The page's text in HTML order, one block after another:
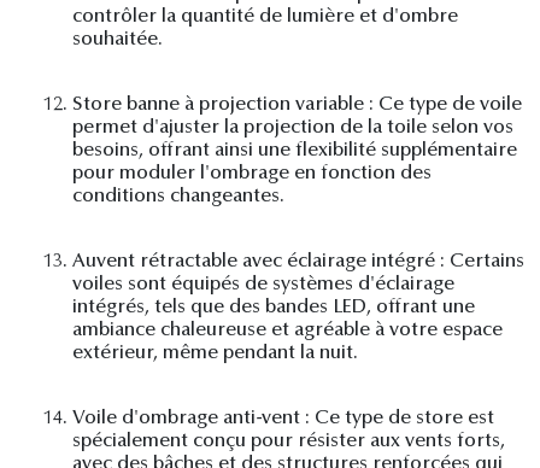
contrôler la quantité de lumière et d'ombre
souhaitée.
12. Store banne à projection variable : Ce type de voile
permet d'ajuster la projection de la toile selon vos
besoins, offrant ainsi une flexibilité supplémentaire
pour moduler l'ombrage en fonction des
conditions changeantes.
13. Auvent rétractable avec éclairage intégré : Certains
voiles sont équipés de systèmes d'éclairage
intégrés, tels que des bandes LED, offrant une
ambiance chaleureuse et agréable à votre espace
extérieur, même pendant la nuit.
14. Voile d'ombrage anti-vent : Ce type de store est
spécialement conçu pour résister aux vents forts,